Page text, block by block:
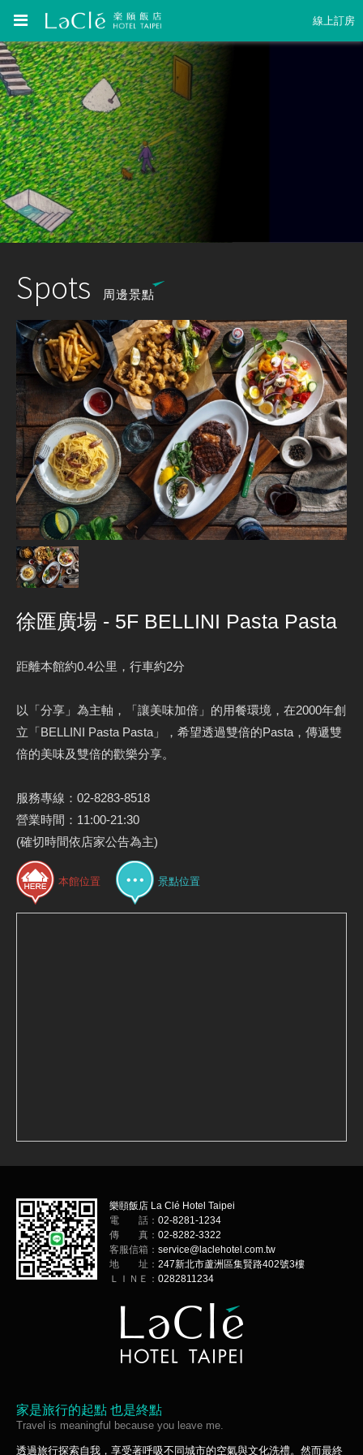
線上訂房
Spots 周邊景點
徐匯廣場 - 5F BELLINI Pasta Pasta
距離本館約0.4公里，行車約2分
以「分享」為主軸，「讓美味加倍」的用餐環境，在2000年創
立「BELLINI Pasta Pasta」，希望透過雙倍的Pasta，傳遞雙
倍的美味及雙倍的歡樂分享。
服務專線：02-8283-8518
營業時間：11:00-21:30
(確切時間依店家公告為主)
本館位置 景點位置
樂頤飯店 La Clé Hotel Taipei
電 話： 02-8281-1234
傳 真： 02-8282-3322
客服信箱： service@laclehotel.com.tw
地 址： 247新北市蘆洲區集賢路402號3樓
ＬＩＮＥ： 0282811234
家是旅行的起點 也是終點
Travel is meaningful because you leave me.
透過旅行探索自我，享受著呼吸不同城市的空氣與文化洗禮。然而最終